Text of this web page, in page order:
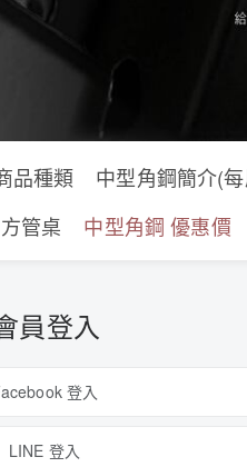
品種類 中型角鋼簡介(
方管桌 中型角鋼 優惠價
員登入
登入
LINE 登入